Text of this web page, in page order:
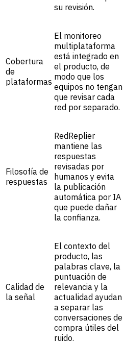
su revisión.
Cobertura
de
plataformas
El monitoreo
multiplataforma
está integrado en
el producto, de
modo que los
equipos no tengan
que revisar cada
red por separado.
Filosofía de
respuestas
RedReplier
mantiene las
respuestas
revisadas por
humanos y evita
la publicación
automática por IA
que puede dañar
la confianza.
Calidad de
la señal
El contexto del
producto, las
palabras clave, la
puntuación de
relevancia y la
actualidad ayudan
a separar las
conversaciones de
compra útiles del
ruido.